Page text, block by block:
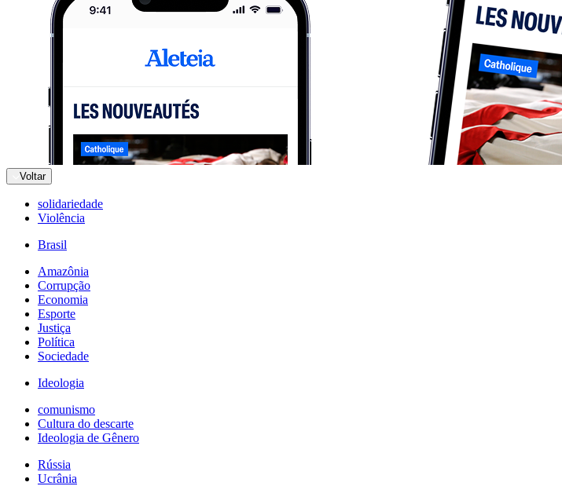
Voltar
solidariedade
Violência
Brasil
Amazônia
Corrupção
Economia
Esporte
Justiça
Política
Sociedade
Ideologia
comunismo
Cultura do descarte
Ideologia de Gênero
Rússia
Ucrânia